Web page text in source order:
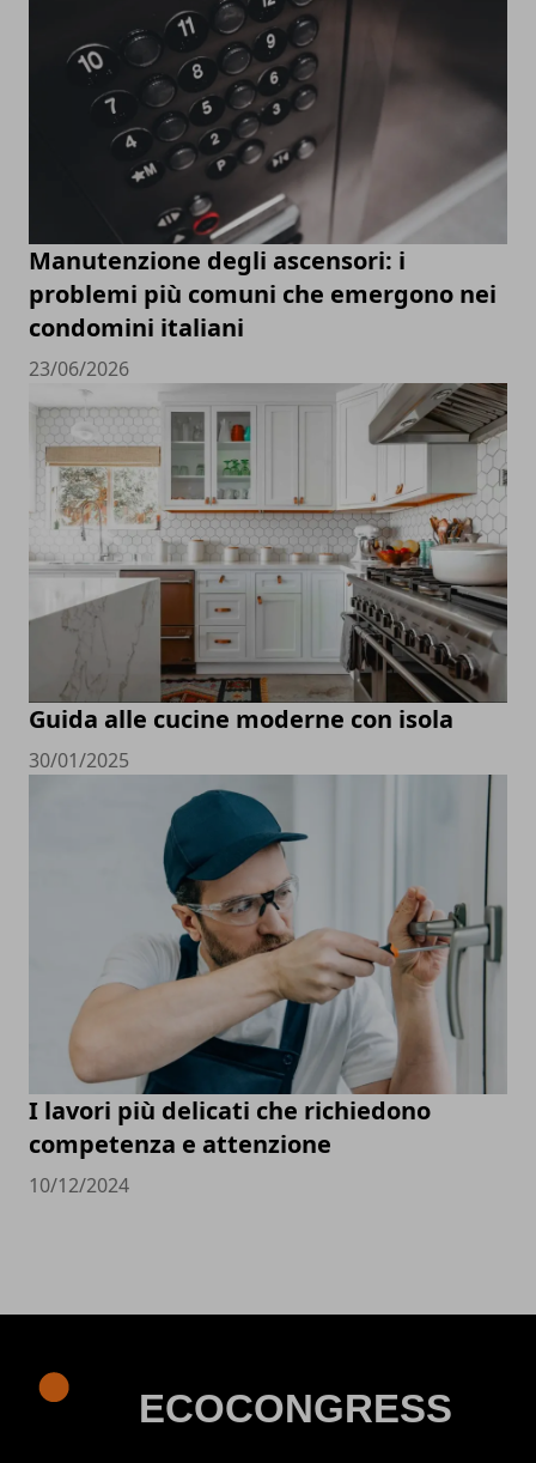
Manutenzione degli ascensori: i
problemi più comuni che emergono nei
condomini italiani
23/06/2026
Guida alle cucine moderne con isola
30/01/2025
I lavori più delicati che richiedono
competenza e attenzione
10/12/2024